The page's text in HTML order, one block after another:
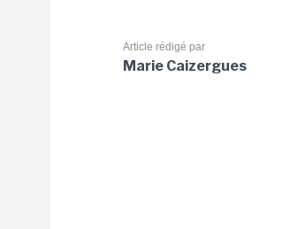
Article rédigé par
Marie Caizergues